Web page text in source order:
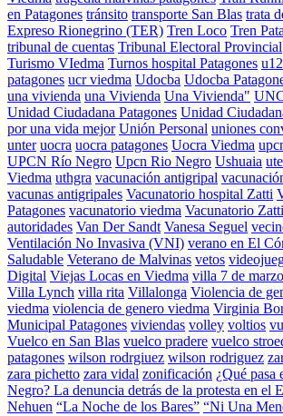
en Patagones tránsito transporte San Blas trata
Expreso Rionegrino (TER) Tren Loco Tren
tribunal de cuentas Tribunal Electoral Provincial
Turismo VIedma Turnos hospital Patagones u12
patagones ucr viedma Udocba Udocba
una vivienda una Vivienda Una Vivienda"
Unidad Ciudadana Patagones Unidad
por una vida mejor Unión Personal uniones
unter uocra uocra patagones Uocra Viedma
UPCN Río Negro Upcn Rio Negro Ushuaia
Viedma uthgra vacunación antigripal
vacunas antigripales Vacunatorio hospital Zatti
Patagones vacunatorio viedma Vacunatorio Zatti
autoridades Van Der Sandt Vanesa Seguel
Ventilación No Invasiva (VNI) verano en El
Saludable Veterano de Malvinas vetos
Digital Viejas Locas en Viedma villa 7 de marzo
Villa Lynch villa rita Villalonga Violencia de
viedma violencia de genero viedma Virginia
Municipal Patagones viviendas volley voltios
Vuelco en San Blas vuelco pradere vuelco
patagones wilson rodrgiuez wilson rodriguez
zara pichetto zara vidal zonificación ¿Qué
Negro? La denuncia detrás de la protesta en el
Nehuen “La Noche de los Bares” “Ni Una